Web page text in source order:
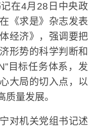
在4月28日中央政
《求是》杂志发表
经济》，强调要把
形势的科学判断和
目标任务体系，发
大局的切入点，以
量发展。
机关党组书记述